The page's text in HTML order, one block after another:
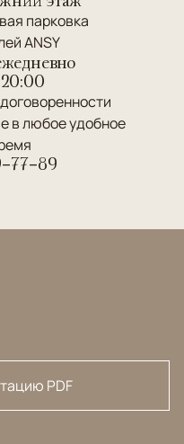
парковка
ANSY
в любое удобное
77-89
PDF